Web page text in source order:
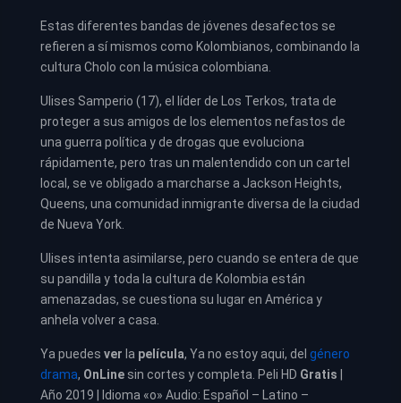
Estas diferentes bandas de jóvenes desafectos se
refieren a sí mismos como Kolombianos, combinando la
cultura Cholo con la música colombiana.
Ulises Samperio (17), el líder de Los Terkos, trata de
proteger a sus amigos de los elementos nefastos de
una guerra política y de drogas que evoluciona
rápidamente, pero tras un malentendido con un cartel
local, se ve obligado a marcharse a Jackson Heights,
Queens, una comunidad inmigrante diversa de la ciudad
de Nueva York.
Ulises intenta asimilarse, pero cuando se entera de que
su pandilla y toda la cultura de Kolombia están
amenazadas, se cuestiona su lugar en América y
anhela volver a casa.
Ya puedes ver la película, Ya no estoy aqui, del género
drama, OnLine sin cortes y completa. Peli HD Gratis
Año 2019 | Idioma «o» Audio: Español – Latino –